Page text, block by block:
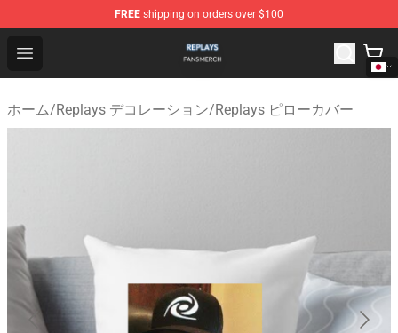
FREE shipping on orders over $100
Open menu
Replays Shop - Official Replays Merchandise Store
ホーム/Replays デコレーション/Replays ピローカバー